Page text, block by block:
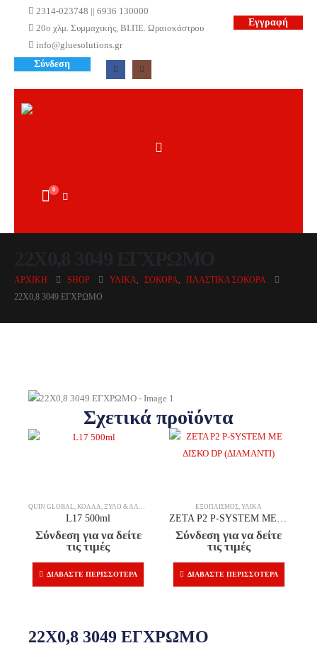
2314-023748 || 6936 130000
20ο χλμ. Συμμαχικής, ΒΙ.ΠΕ. Ωραιοκάστρου
info@gluesolutions.gr
Εγγραφή
Σύνδεση
0
ΑΡΧΙΚΉ SHOP ΥΛΙΚΆ, ΣΌΚΟΡΑ,
ΠΛΑΣΤΙΚΆ ΣΌΚΟΡΑ
22X0,8 3049 ΕΓΧΡΩΜΟ
Σχετικά προϊόντα
QUIN GLOBAL,ΚΌΛΛΑ,ΞΎΛΟ & ΆΛΛΑ ΥΛΙΚΆ
L17 500ml
Σύνδεση για να δείτε
τις τιμές
ΔΙΑΒΆΣΤΕ ΠΕΡΙΣΣΌΤΕΡΑ
ΕΞΟΠΛΙΣΜΌΣ,ΥΛΙΚΆ
ZETA P2 P-SYSTEM ΜΕ ΔΙΣΚΟ DP (ΔΙΑΜΑΝΤΙ)
Σύνδεση για να δείτε
τις τιμές
ΔΙΑΒΆΣΤΕ ΠΕΡΙΣΣΌΤΕΡΑ
22X0,8 3049 ΕΓΧΡΩΜΟ